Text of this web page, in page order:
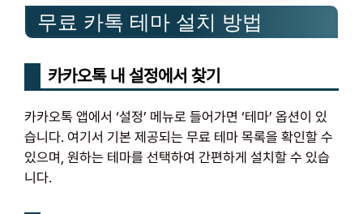
무료 카톡 테마 설치 방법
카카오톡 내 설정에서 찾기
카카오톡 앱에서 ‘설정’ 메뉴로 들어가면 ‘테마’ 옵션이 있
습니다. 여기서 기본 제공되는 무료 테마 목록을 확인할 수
있으며, 원하는 테마를 선택하여 간편하게 설치할 수 있습
니다.